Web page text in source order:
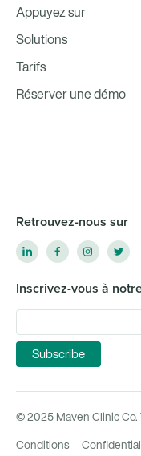
Appuyez sur
Solutions
Tarifs
Réserver une démo
Retrouvez-nous sur
Inscrivez-vous à
© 2025 Maven Clinic Co.
Conditions